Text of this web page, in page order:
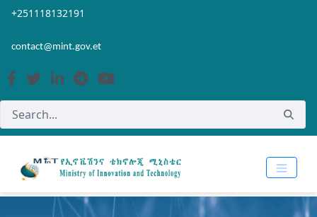
Skip to Main Content
Open Accessibility Menu
+251118132191
contact@mint.gov.et